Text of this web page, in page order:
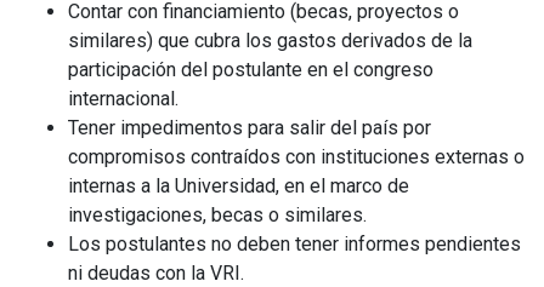
Contar con financiamiento (becas, proyectos o
similares) que cubra los gastos derivados de la
participación del postulante en el congreso
internacional.
Tener impedimentos para salir del país por
compromisos contraídos con instituciones externas o
internas a la Universidad, en el marco de
investigaciones, becas o similares.
Los postulantes no deben tener informes pendientes
ni deudas con la VRI.